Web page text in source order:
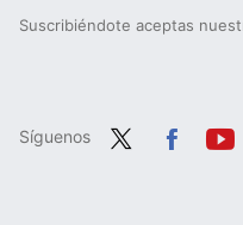
Suscribiéndote aceptas
Síguenos